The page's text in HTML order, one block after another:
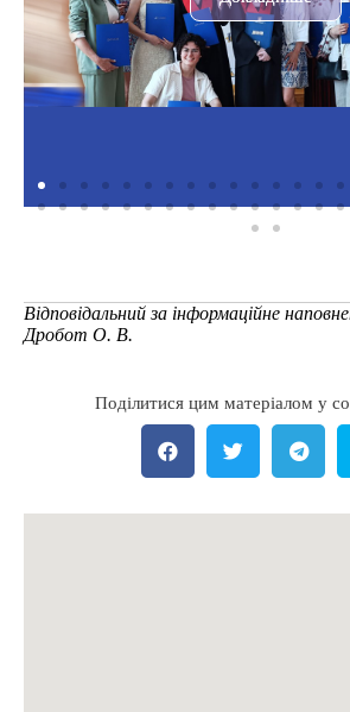
Відповідальний за інформаційне
Дробот О. В.
Поділитися цим матеріалом у